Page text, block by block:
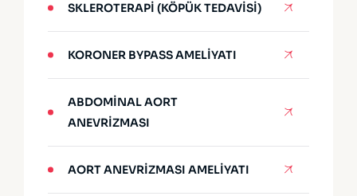
SKLEROTERAPI (KÖPÜK TEDAVISI)
KORONER BYPASS AMELIYATI
ABDOMINAL AORT
ANEVRIZMASI
AORT ANEVRIZMASI AMELIYATI